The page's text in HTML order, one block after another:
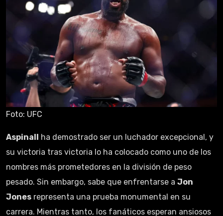
Foto: UFC
Aspinall ha demostrado ser un luchador excepcional, y
su victoria tras victoria lo ha colocado como uno de los
nombres más prometedores en la división de peso
pesado. Sin embargo, sabe que enfrentarse a Jon
Jones representa una prueba monumental en su
carrera. Mientras tanto, los fanáticos esperan ansiosos